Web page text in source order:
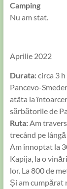
Camping
Nu am stat.
Aprilie 2022
Durata:circa 3
Pancevo-
atâta la
sărbătorile de
Ruta:Am
trecând pe
Am înnoptat la
Kapija, la o
lor. La 800 de
Și am cumpărat